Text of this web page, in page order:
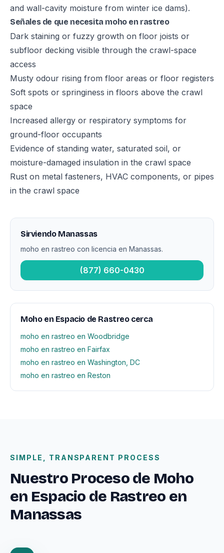
and wall-cavity moisture from winter ice dams).
Señales de que necesita moho en rastreo
Dark staining or fuzzy growth on floor joists or
subfloor decking visible through the crawl-space
access
Musty odour rising from floor areas or floor registers
Soft spots or springiness in floors above the crawl
space
Increased allergy or respiratory symptoms for
ground-floor occupants
Evidence of standing water, saturated soil, or
moisture-damaged insulation in the crawl space
Rust on metal fasteners, HVAC components, or pipes
in the crawl space
Sirviendo Manassas
moho en rastreo con licencia en Manassas.
(877) 660-0430
Moho en Espacio de Rastreo cerca
moho en rastreo en Woodbridge
moho en rastreo en Fairfax
moho en rastreo en Washington, DC
moho en rastreo en Reston
SIMPLE, TRANSPARENT PROCESS
Nuestro Proceso de Moho
en Espacio de Rastreo en
Manassas